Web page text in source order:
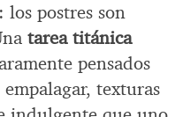
los postres son
tarea titánica
pensados
texturas